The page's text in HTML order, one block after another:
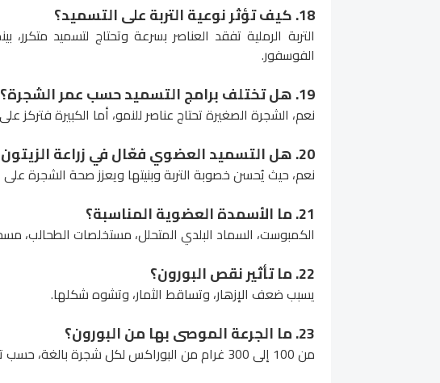
18. كيف تؤثر نوعية التربة على التسميد؟
التربة الرملية تفقد العناصر بسرعة وتحتاج لتسميد متكرر،
الفوسفور.
19. هل تختلف برامج التسميد حسب عمر الشجرة؟
نعم، الشجرة الصغيرة تحتاج عناصر للنمو، أما الكبيرة فتركز على
20. هل التسميد العضوي فعّال في زراعة الزيتون؟
نعم، حيث يُحسن خصوبة التربة وبنيتها ويعزز صحة الشجرة على
21. ما الأسمدة العضوية المناسبة؟
الكمبوست، السماد البلدي المتحلل، مستخلصات الطحالب،
22. ما تأثير نقص البورون؟
يسبب ضعف الإزهار، وتساقط الثمار، وتشوه شكلها.
23. ما الجرعة الموصى بها من البورون؟
من 100 إلى 300 غرام من البوراكس لكل شجرة بالغة، حسب تحليل الأوراق.